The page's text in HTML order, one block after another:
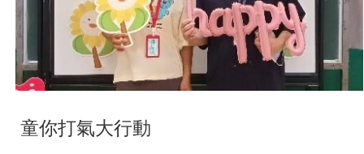
童你打氣大行動